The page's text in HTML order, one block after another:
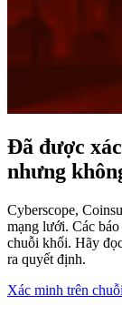
Đã được
nhưng
Cyberscope,
mạng lưới. Các
chuỗi khối. Hãy
ra quyết định.
Xác minh trên chuỗi